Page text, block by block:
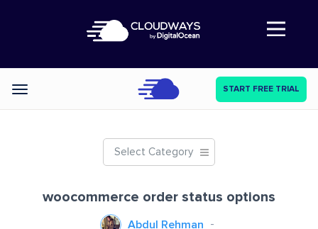
Abre a navegação
Categories START FREE TRIAL
Select Category
woocommerce order status options
Abdul Rehman